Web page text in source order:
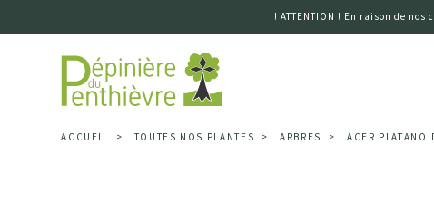
! ATTENTION ! En raison de
Accueil
ACCUEIL TOUTES NOS PLANTES ARBRES ACER